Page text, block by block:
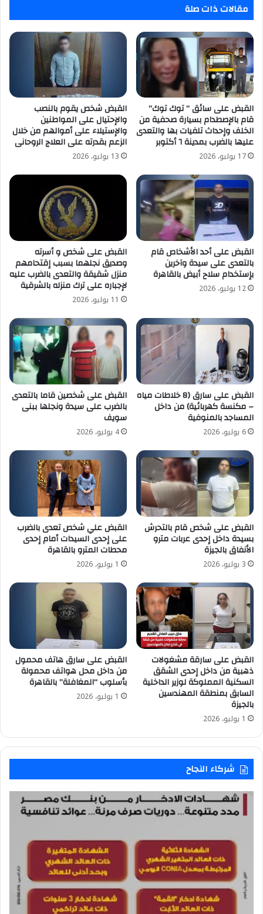
التنفيذي
للصندوق
مقالات ذات صلة
القبض على سائق ” توك توك”
قام بالإصطدام بسيارة صحفية من
الخلف وإحداث تلفيات بها والتعدى
عليها بالضرب بمدينة ٦ أكتوبر
17 يوليو، 2026
القبض شخص يقوم بالنصب
والإحتيال على المواطنين
والإستيلاء على أموالهم من خلال
الزعم بقدرته على العلاج الروحانى
13 يوليو، 2026
القبض على أحد الأشخاص قام
بالتعدى على سيدة وآخرين
بإستخدام سلاح أبيض بالقاهرة
12 يوليو، 2026
القبض على شخص و أسرته
وصديق نجلهما بسبب إقتحامهم
منزل شقيقة والتعدى بالضرب عليه
لإجباره على ترك منزله بالشرقية
11 يوليو، 2026
القبض على سارق (8 خلاطات مياه
– مكنسة كهربائية) من داخل
المساجد بالمنوفية
6 يوليو، 2026
القبض على شخصين قاما بالتعدى
بالضرب على سيدة ونجلها ببنى
سويف
4 يوليو، 2026
القبض على شخص قام بالتحرش
بسيدة داخل إحدى عربات مترو
الأنفاق بالجيزة
3 يوليو، 2026
القبض علي شخص تعدى بالضرب
على إحدى السيدات أمام إحدى
محطات المترو بالقاهرة
1 يوليو، 2026
القبض على سارقة مشغولات
ذهبية من داخل إحدى الشقق
السكنية المملوكة لوزير الداخلية
السابق بمنطقة المهندسين
بالجيزة
1 يوليو، 2026
القبض على سارق هاتف محمول
من داخل محل هواتف محمولة
بأسلوب “المغافلة” بالقاهرة
1 يوليو، 2026
شركاء النجاح